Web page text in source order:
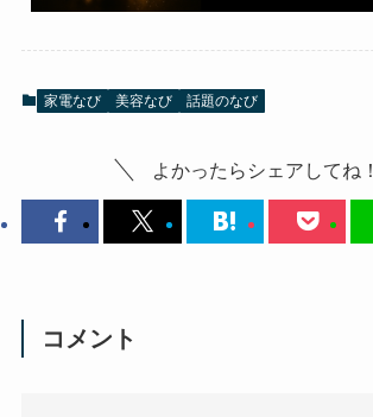
家電なび 美容なび 話題のなび
よかったらシェアしてね！
コメント